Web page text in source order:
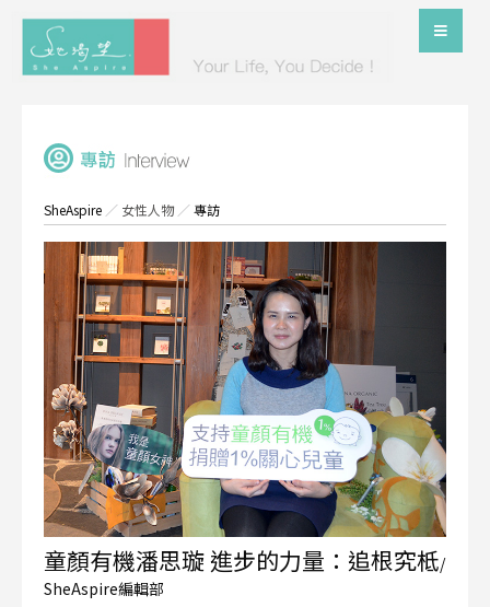
SheAspire ／ 女性人物／專訪
童顏有機潘思璇 進步的力量：追根究柢/
SheAspire編輯部